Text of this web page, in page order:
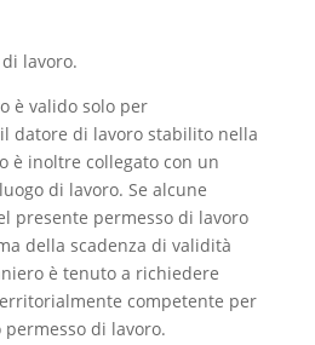
lavoro.
è valido solo per
il datore di lavoro stabilito nella
è inoltre collegato con un
di lavoro. Se alcune
presente permesso di lavoro
della scadenza di validità
è tenuto a richiedere
competente per
di lavoro.